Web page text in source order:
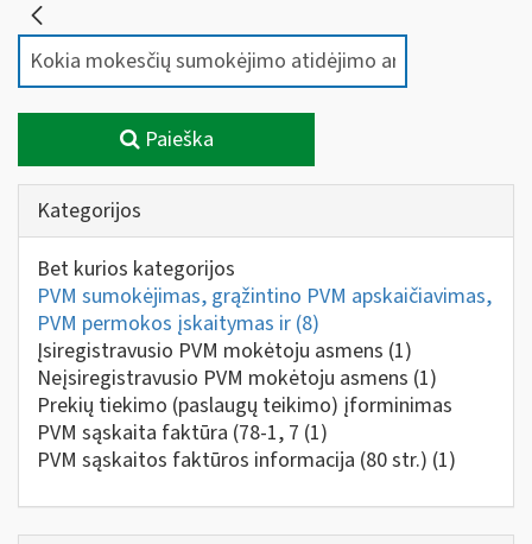
Paieška
Kategorijos
Bet kurios kategorijos
PVM sumokėjimas, grąžintino PVM apskaičiavimas,
PVM permokos įskaitymas ir (8)
Įsiregistravusio PVM mokėtoju asmens (1)
Neįsiregistravusio PVM mokėtoju asmens (1)
Prekių tiekimo (paslaugų teikimo) įforminimas
PVM sąskaita faktūra (78-1, 7 (1)
PVM sąskaitos faktūros informacija (80 str.) (1)